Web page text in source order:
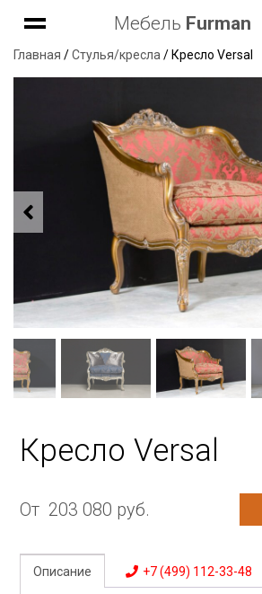
Мебель Furman
Главная /Стулья/кресла / Кресло Versal
Кресло Versal
От 203 080 руб.
Описание +7 (499) 112-33-48